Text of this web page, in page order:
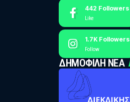
442 Followers
Like
1.7K Followers
Follow
ΔΗΜΟΦΙΛΗ ΝΕΑ